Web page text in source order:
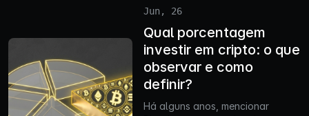
Jun, 26
Qual porcentagem
investir em cripto: o que
observar e como
definir?
Há alguns anos, mencionar